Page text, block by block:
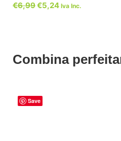
€6,99€5,24 Iva Inc.
Combina
Save